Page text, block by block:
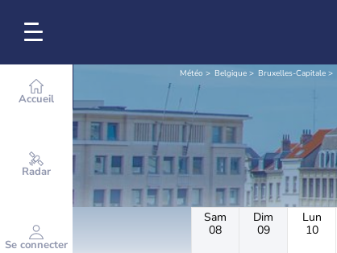
Accueil
Radar
Se connecter
Météo Belgique Bruxelles-Capitale
Sam
08
Dim
09
Lun
10